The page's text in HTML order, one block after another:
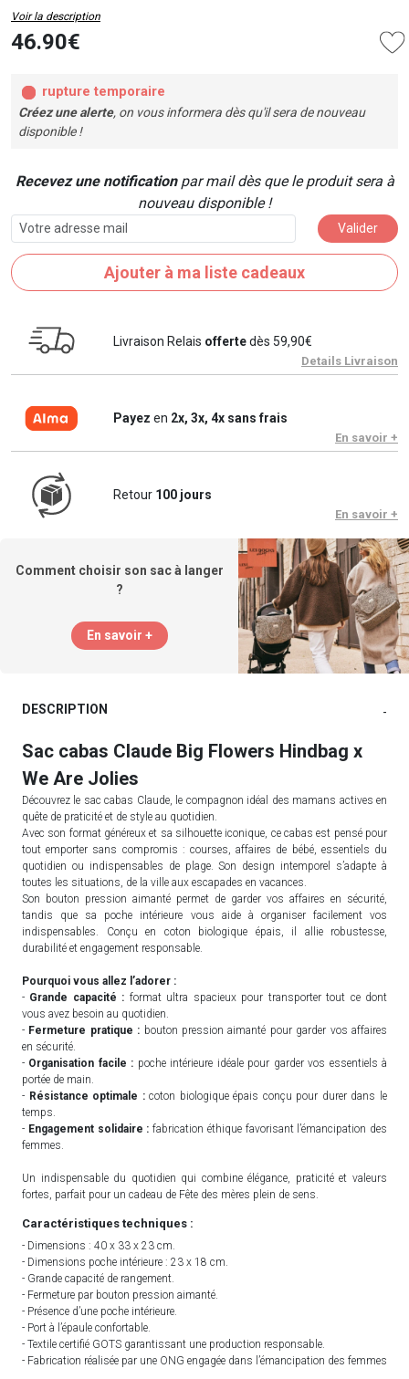
Voir la description
46.90€
rupture temporaire
Créez une alerte, on vous informera dès qu'il sera de nouveau
disponible !
Recevez une notificationpar mail dès que le produit sera à
nouveau disponible !
Valider
Ajouter à ma liste cadeaux
Livraison Relais offertedès 59,90€
Details Livraison
Payez en 2x, 3x, 4x sans frais
En savoir +
Retour 100 jours
En savoir +
Comment choisir son sac à langer
?
En savoir +
DESCRIPTION -
Sac cabas Claude Big Flowers Hindbag x
We Are Jolies
Découvrez le sac cabas Claude, le compagnon idéal des mamans actives en
quête de praticité et de style au quotidien.
Avec son format généreux et sa silhouette iconique, ce cabas est pensé pour
tout emporter sans compromis : courses, affaires de bébé, essentiels du
quotidien ou indispensables de plage. Son design intemporel s’adapte à
toutes les situations, de la ville aux escapades en vacances.
Son bouton pression aimanté permet de garder vos affaires en sécurité,
tandis que sa poche intérieure vous aide à organiser facilement vos
indispensables. Conçu en coton biologique épais, il allie robustesse,
durabilité et engagement responsable.
Pourquoi vous allez l’adorer :
- Grande capacité : format ultra spacieux pour transporter tout ce dont
vous avez besoin au quotidien.
- Fermeture pratique : bouton pression aimanté pour garder vos affaires
en sécurité.
- Organisation facile : poche intérieure idéale pour garder vos essentiels à
portée de main.
- Résistance optimale :coton biologique épais conçu pour durer dans le
temps.
- Engagement solidaire : fabrication éthique favorisant l’émancipation des
femmes.
Un indispensable du quotidien qui combine élégance, praticité et valeurs
fortes, parfait pour un cadeau de Fête des mères plein de sens.
Caractéristiques techniques :
- Dimensions : 40 x 33 x 23 cm.
- Dimensions poche intérieure : 23 x 18 cm.
- Grande capacité de rangement.
- Fermeture par bouton pression aimanté.
- Présence d’une poche intérieure.
- Port à l’épaule confortable.
- Textile certifié GOTS garantissant une production responsable.
- Fabrication réalisée par une ONG engagée dans l’émancipation des femmes